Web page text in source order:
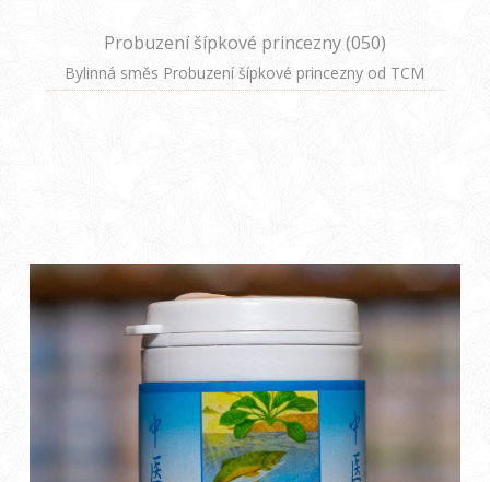
Probuzení šípkové princezny (050)
Bylinná směs Probuzení šípkové princezny od TCM
Herbs je tradiční receptura založená na principech